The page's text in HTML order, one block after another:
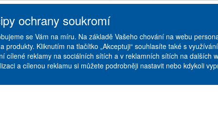
a platební podmínky|
|Ceník služeb|Galerie
ochrany soukromí
se Vám na míru. Na základě Vašeho chování na webu
produkty. Kliknutím na tlačítko „Akceptuji“ souhlasíte také s
cílené reklamy na sociálních sítích a v reklamních sítích na dalších
a cílenou reklamu si můžete podrobněji nastavit nebo kdykoli